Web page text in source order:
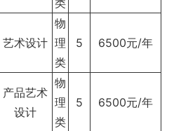
类
艺术设计
物
理
类
5 6500元/年
产品艺术
设计
物
理
类
5 6500元/年